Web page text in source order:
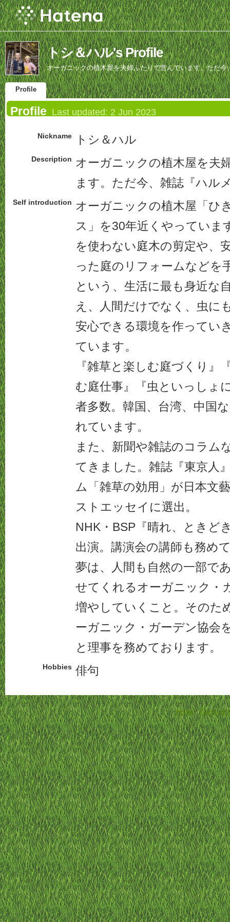
トシ＆ハル's Profile
オーガニックの植木屋を夫婦ふたりで営んでいます。ただ
Profile
Profile Last updated: 2 Jun 2023
Nickname トシ＆ハル
Description オーガニックの植木屋を夫
ます。ただ今、雑誌『ハル
Self introduction オーガニックの植木屋「ひ
ス」を30年近くやっていま
を使わない庭木の剪定や、
った庭のリフォームなどを
という、生活に最も身近な
え、人間だけでなく、虫に
安心できる環境を作ってい
ています。
『雑草と楽しむ庭づくり』
む庭仕事』『虫といっしょ
者多数。韓国、台湾、中国
れています。
また、新聞や雑誌のコラム
てきました。雑誌『東京人
ム「雑草の効用」が日本文
ストエッセイに選出。
NHK・BSP『晴れ、ときど
出演。講演会の講師も務め
夢は、人間も自然の一部で
せてくれるオーガニック・
増やしていくこと。そのた
ーガニック・ガーデン協会
と理事を務めております。
Hobbies 俳句
Home-Terms of